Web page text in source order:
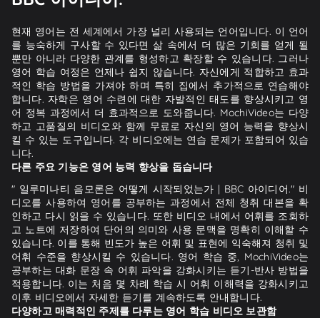
현재 영어는 전 세계에서 가장 널리 사용되는 언어입니다. 이 언어
를 능숙하게 구사할 수 있다면 삶 속에서 더 많은 기회를 얻게 될
뿐만 아니라 다양한 관계를 형성하고 확장할 수 있습니다. 그러나
영어 학습 여정은 언제나 쉽지 않습니다. 자신에게 적합하고 효과
적인 학습 방법을 가져야 하며 특히 집에서 추가적으로 연습해야
합니다. 자학은 영어 수련에 대한 자발적인 태도를 향상시키고 영
어 정복 과정에서 더 효과적으로 도와줍니다. MochiVideo는 다양
하고 고품질의 비디오와 함께 무료로 자신의 영어 능력을 향상시
킬 수 있는 도구입니다. 각 비디오에는 연습 문제가 포함되어 있습
니다.
다른 주요 기능은 영어 능력 향상을 돕습니다
" 일루미나티 음모론은 어떻게 시작되었는가 | BBC 아이디어." 비
디오를 사용하여 영어를 공부하는 과정에서 전체 청취 대본을 확
인하고 다시 읽을 수 있습니다. 또한 비디오 내에서 어휘를 조회하
고 노트에 저장하여 단어의 의미와 사용 문맥을 명확히 이해할 수
있습니다. 이를 통해 빈도가 높은 어휘 및 표현에 익숙해져 청취 및
어휘 수준을 향상시킬 수 있습니다. 영어 학습 중, MochiVideo는
공부하는 대화 문장 속 어휘 파악을 강화시키는 듣기-반사 방법을
적용합니다. 이는 처음 몇 차례 학습 시 어휘 이해력을 강화시키고
이후 비디오에서 자세한 듣기를 계속하도록 안내합니다.
다양하고 매력적인 주제를 다루는 영어 학습 비디오 보관함